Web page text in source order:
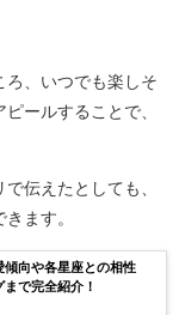
ろ、いつでも楽しそ
ールすることで、
伝えたとしても、
ます。
傾向や各星座との相性
で完全紹介！